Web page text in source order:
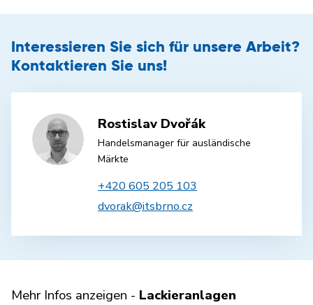
Interessieren Sie sich für unsere Arbeit?
Kontaktieren Sie uns!
Rostislav Dvořák
Handelsmanager für ausländische
Märkte
+420 605 205 103
dvorak@itsbrno.cz
Mehr Infos anzeigen - Lackieranlagen